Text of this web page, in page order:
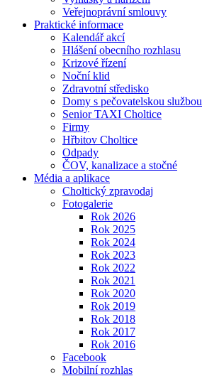
Veřejnoprávní smlouvy
Praktické informace
Kalendář akcí
Hlášení obecního rozhlasu
Krizové řízení
Noční klid
Zdravotní středisko
Domy s pečovatelskou službou
Senior TAXI Choltice
Firmy
Hřbitov Choltice
Odpady
ČOV, kanalizace a stočné
Média a aplikace
Choltický zpravodaj
Fotogalerie
Rok 2026
Rok 2025
Rok 2024
Rok 2023
Rok 2022
Rok 2021
Rok 2020
Rok 2019
Rok 2018
Rok 2017
Rok 2016
Facebook
Mobilní rozhlas